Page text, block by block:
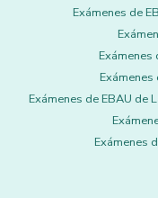
Exámenes de
Exámenes
Exámenes
Exámenes de EBAU de
Exámenes